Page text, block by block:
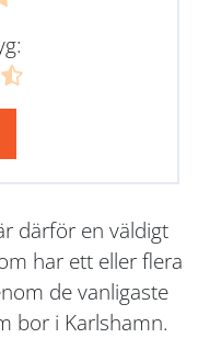
därför en väldigt
har ett eller flera
de vanligaste
bor i Karlshamn.